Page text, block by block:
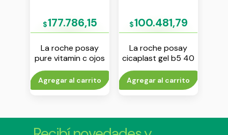
$177.786,15
La roche posay
pure vitamin c ojos
15 ml
Agregar al carrito
$100.481,79
La roche posay
cicaplast gel b5 40
ml
Agregar al carrito